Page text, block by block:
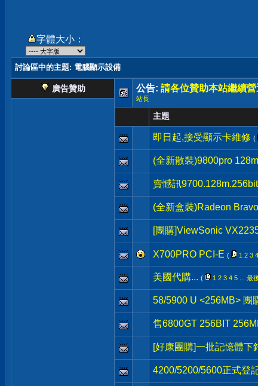
字體大小：
討論區中的主題: 電腦顯示設備
廣告贊助 公告: 請各位贊助本站繼續營
站長
主題
即日起,接受顯示卡維修 (
(全新散裝)9800pro
賣憾訊
(全新盒裝)Radeon
[團購]ViewSonic
X700PRO PCI-E ( 1 2 3 4
美國代購... ( 1 2 3 4 5 最
58/5900 U <256MB> 團
售6800GT 256BIT
[好康團購]一批記憶體下
4200/5200/5600正式登